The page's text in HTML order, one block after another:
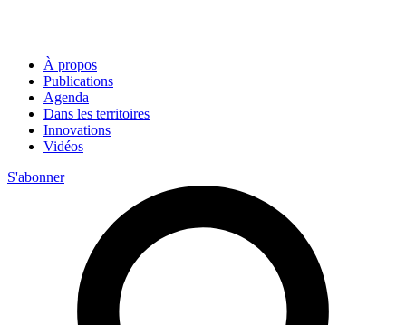
À propos
Publications
Agenda
Dans les territoires
Innovations
Vidéos
S'abonner